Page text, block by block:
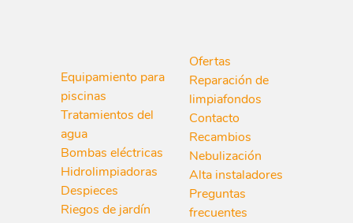
Equipamiento para
piscinas
Tratamientos del
agua
Bombas eléctricas
Hidrolimpiadoras
Despieces
Riegos de jardín
Ofertas
Reparación de
limpiafondos
Contacto
Recambios
Nebulización
Alta instaladores
Preguntas
frecuentes